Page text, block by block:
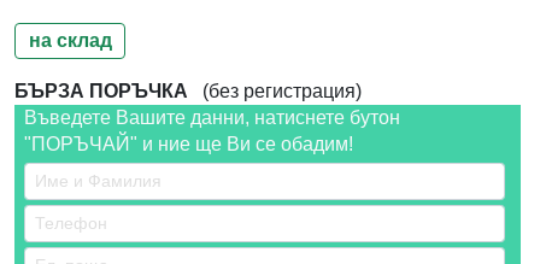
на склад
БЪРЗА ПОРЪЧКА (без регистрация)
Въведете Вашите данни, натиснете бутон
"ПОРЪЧАЙ" и ние ще Ви се обадим!